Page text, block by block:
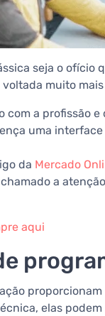
seja o
voltada muito
com a profissão
uma
da Mercado
a
elas